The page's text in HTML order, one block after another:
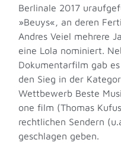
Berlinale 2017
»Beuys«, an deren
Andres Veiel mehrere
eine Lola nominiert.
Dokumentarfilm gab
den Sieg in der
Wettbewerb Beste
one film (Thomas
rechtlichen Sendern
geschlagen geben.